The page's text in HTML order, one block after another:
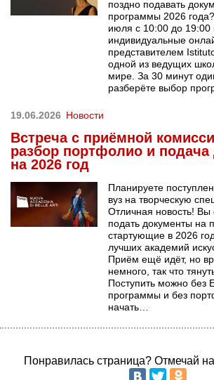
поздно подавать
программы 2026
июля с 10:00 до 19:00
индивидуальные
представителем
одной из ведущих
мире. За 30 минут
разберёте выбор
19.06.2026 Новости
Встреча с приёмной
разбор портфолио и подача
на 2026 год
Планируете
вуз на творческую
Отличная новость!
подать документы на
стартующие в 2026
лучших академий
Приём ещё идёт, но
немного, так что
Поступить можно без
программы и без
начать…
Понравилась страница? Отмечай